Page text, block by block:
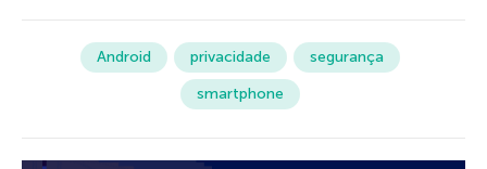
Android privacidade
segurança
smartphone